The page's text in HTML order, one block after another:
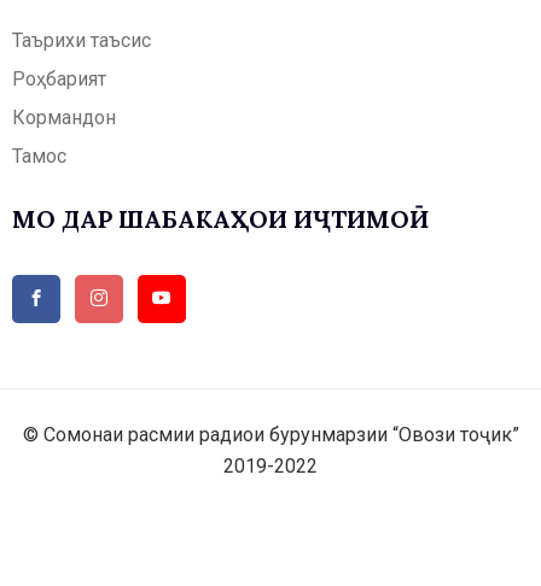
Таърихи таъсис
Роҳбарият
Кормандон
Тамос
МО ДАР ШАБАКАҲОИ ИҶТИМОӢ
© Сомонаи расмии радиои бурунмарзии “Овози тоҷик”
2019-2022